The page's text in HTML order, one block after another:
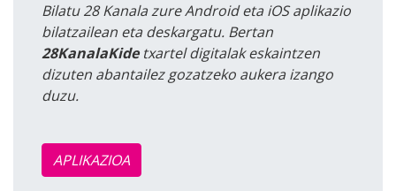
Bilatu 28 Kanala zure Android eta iOS aplikazio
bilatzailean eta deskargatu. Bertan
28KanalaKidetxartel digitalak eskaintzen
dizuten abantailez gozatzeko aukera izango
duzu.
APLIKAZIOA